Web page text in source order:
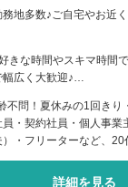
地多数♪ご自宅やお近く
きな時間やスキマ時間
幅広く大歓迎♪…
不問！夏休みの1回き
・契約社員・個人事業
）・フリーターなど、
詳細を見る